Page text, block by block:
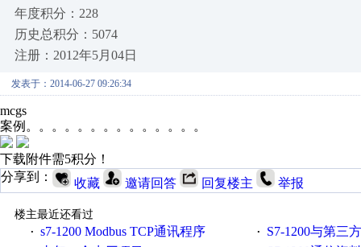
年度积分：228
历史总积分：5074
注册：2012年5月04日
发表于：2014-06-27 09:26:34
mcgs
案例。。。。。。。。。。。。。。
下载附件需5积分！
分享到：
收藏 邀请回答 回复楼主 举报
楼主最近还看过
· s7-1200 Modbus TCP通讯程序 · S7-1200与第三方设备之